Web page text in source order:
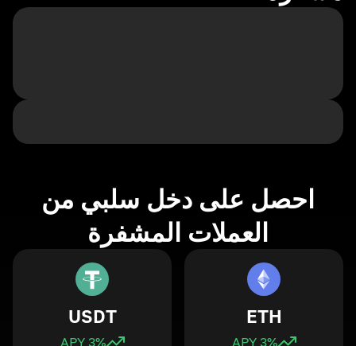
احصل على دخل سلبي من
العملات المشفرة
ETH
3% APY
USDT
3% APY